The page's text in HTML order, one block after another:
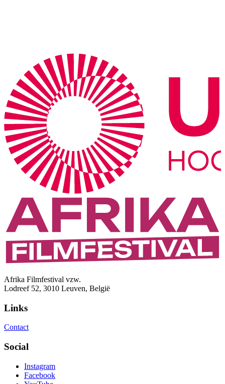
Afrika Filmfestival vzw.
Lodreef 52, 3010 Leuven, België
Links
Contact
Social
Instagram
Facebook